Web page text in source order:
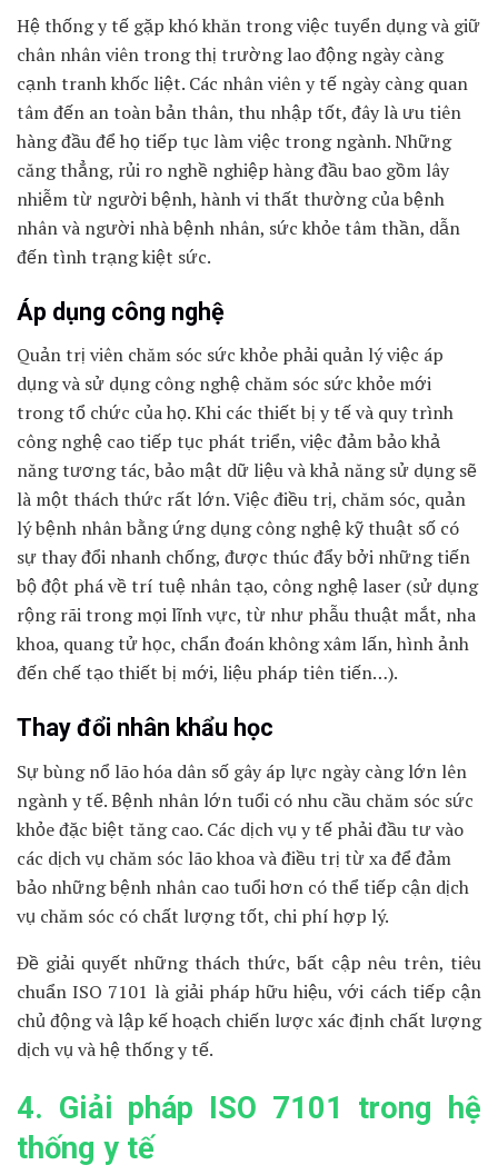
Hệ thống y tế gặp khó khăn trong việc tuyển dụng và giữ
chân nhân viên trong thị trường lao động ngày càng
cạnh tranh khốc liệt. Các nhân viên y tế ngày càng quan
tâm đến an toàn bản thân, thu nhập tốt, đây là ưu tiên
hàng đầu để họ tiếp tục làm việc trong ngành. Những
căng thẳng, rủi ro nghề nghiệp hàng đầu bao gồm lây
nhiễm từ người bệnh, hành vi thất thường của bệnh
nhân và người nhà bệnh nhân, sức khỏe tâm thần, dẫn
đến tình trạng kiệt sức.
Áp dụng công nghệ
Quản trị viên chăm sóc sức khỏe phải quản lý việc áp
dụng và sử dụng công nghệ chăm sóc sức khỏe mới
trong tổ chức của họ. Khi các thiết bị y tế và quy trình
công nghệ cao tiếp tục phát triển, việc đảm bảo khả
năng tương tác, bảo mật dữ liệu và khả năng sử dụng sẽ
là một thách thức rất lớn. Việc điều trị, chăm sóc, quản
lý bệnh nhân bằng ứng dụng công nghệ kỹ thuật số có
sự thay đổi nhanh chống, được thúc đẩy bởi những tiến
bộ đột phá về trí tuệ nhân tạo, công nghệ laser (sử dụng
rộng rãi trong mọi lĩnh vực, từ như phẫu thuật mắt, nha
khoa, quang tử học, chẩn đoán không xâm lấn, hình ảnh
đến chế tạo thiết bị mới, liệu pháp tiên tiến…).
Thay đổi nhân khẩu học
Sự bùng nổ lão hóa dân số gây áp lực ngày càng lớn lên
ngành y tế. Bệnh nhân lớn tuổi có nhu cầu chăm sóc sức
khỏe đặc biệt tăng cao. Các dịch vụ y tế phải đầu tư vào
các dịch vụ chăm sóc lão khoa và điều trị từ xa để đảm
bảo những bệnh nhân cao tuổi hơn có thể tiếp cận dịch
vụ chăm sóc có chất lượng tốt, chi phí hợp lý.
Đề giải quyết những thách thức, bất cập nêu trên, tiêu
chuẩn ISO 7101 là giải pháp hữu hiệu, với cách tiếp cận
chủ động và lập kế hoạch chiến lược xác định chất lượng
dịch vụ và hệ thống y tế.
4. Giải pháp ISO 7101 trong hệ
thống y tế